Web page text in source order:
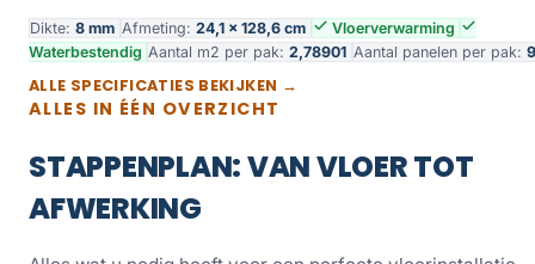
Dikte: 8 mm Afmeting: 24,1 × 128,6 cm
Vloerverwarming
Waterbestendig Aantal m2 per pak: 2,78901 Aantal panelen per pak: 9
ALLE SPECIFICATIES BEKIJKEN →
ALLES IN ÉÉN OVERZICHT
STAPPENPLAN: VAN VLOER TOT
AFWERKING